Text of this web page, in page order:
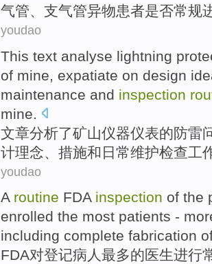
气管、 支气管异物患者是否常规
youdao
This text analyse lightning
of mine expatiate on design
maintenance and inspection
mine.
文章分析了矿山仪器仪表的防雷
计理念 、措施和 日常维护检查工
youdao
A routine FDA inspection of the
enrolled the most patients -
including complete fabrication
FDA对登记病人 最多的医生进行